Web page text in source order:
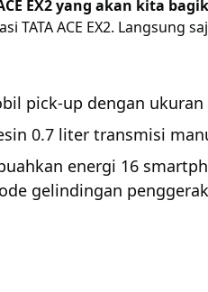
EX2 yang akan kita
ACE EX2. Langsung
pick-up dengan
0.7 liter transmisi
energi 16
gelindingan penggerak